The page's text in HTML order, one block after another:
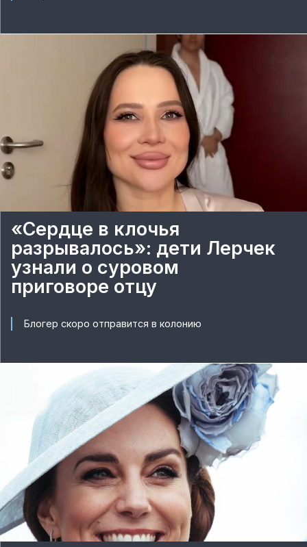
«Сердце в клочья
разрывалось»: дети Лерчек
узнали о суровом
приговоре отцу
Блогер скоро отправится в колонию